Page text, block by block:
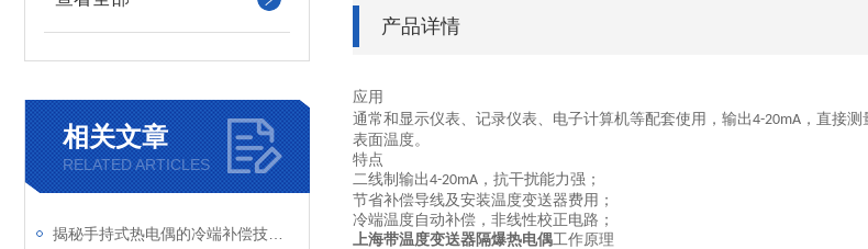
相关文章
RELATED ARTICLES
产品详情
应用
通常和显示仪表、记录仪表、电子计算机等配套使用，输出4-20mA ，直接
表面温度。
特点
二线制输出4-20mA ，抗干扰能力强；
节省补偿导线及安装温度变送器费用；
冷端温度自动补偿，非线性校正电路；
上海带温度变送器隔爆热电偶工作原理